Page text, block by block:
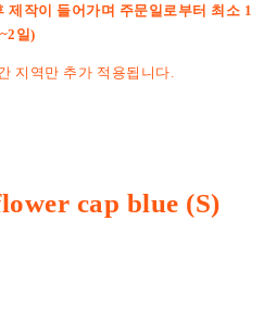
제작이 들어가며 주문일로부터 최소 1
일)
지역만 추가 적용됩니다.
cap blue (S)